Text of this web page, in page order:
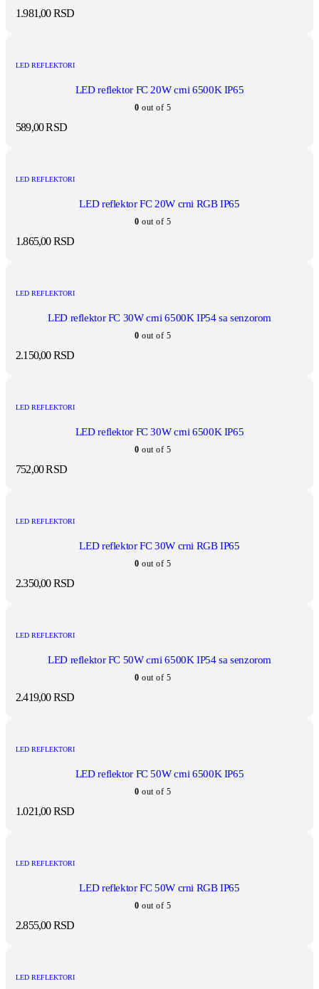
1.981,00RSD
LED REFLEKTORI
LED reflektor FC 20W crni 6500K IP65
0 out of 5
589,00RSD
LED REFLEKTORI
LED reflektor FC 20W crni RGB IP65
0 out of 5
1.865,00RSD
LED REFLEKTORI
LED reflektor FC 30W crni 6500K IP54 sa senzorom
0 out of 5
2.150,00RSD
LED REFLEKTORI
LED reflektor FC 30W crni 6500K IP65
0 out of 5
752,00RSD
LED REFLEKTORI
LED reflektor FC 30W crni RGB IP65
0 out of 5
2.350,00RSD
LED REFLEKTORI
LED reflektor FC 50W crni 6500K IP54 sa senzorom
0 out of 5
2.419,00RSD
LED REFLEKTORI
LED reflektor FC 50W crni 6500K IP65
0 out of 5
1.021,00RSD
LED REFLEKTORI
LED reflektor FC 50W crni RGB IP65
0 out of 5
2.855,00RSD
LED REFLEKTORI